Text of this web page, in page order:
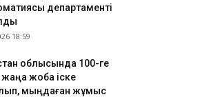
департаменті
18:59
облысында 100-ге
жоба іске
мыңдаған жұмыс